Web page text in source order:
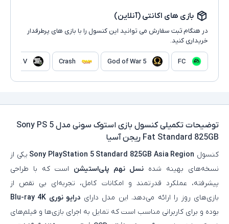
بازی های اکانتی (آنلاین)
در هنگام ثبت سفارش می توانید این کنسول را با بازی های پرطرفدار
خریداری کنید.
FC
God of War 5
Crash
GTA V
توضیحات تکمیلی
کنسول بازی استوک سونی مدل Sony PS 5
Fat Standard 825GB ریجن آسیا
کنسول Sony PlayStation 5 Standard 825GB Asia Region یکی از
نسخه‌های بهینه‌ شده نسل نهم پلی‌استیشن است که با طراحی
پیشرفته، عملکرد قدرتمند و امکانات کامل، تجربه‌ای بی‌ نقص از
بازی‌های روز را ارائه می‌دهد. این مدل دارای درایو نوری Blu-ray 4K
بوده و برای کاربرانی مناسب است که تمایل به اجرای بازی‌ها و فیلم‌های